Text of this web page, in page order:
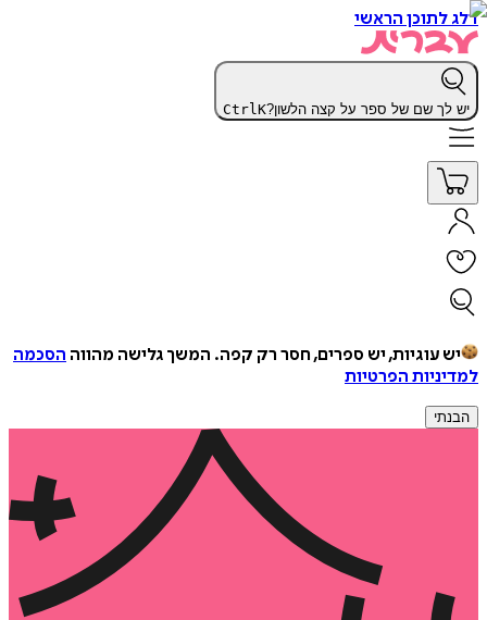
דלג לתוכן הראשי
יש לך שם של ספר על קצה הלשון? CtrlK
יש עוגיות, יש ספרים, חסר רק קפה. המשך גלישה מהווה הסכמה
למדיניות הפרטיות
הבנתי